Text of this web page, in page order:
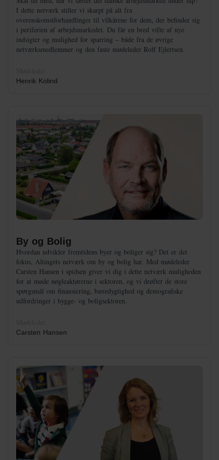
I dette netværk stiller vi skarpt på alt fra
overenskomstforhandlinger til vilkårene for dem, der befinder sig
i periferien af arbejdsmarkedet. Du får en bred vifte af nye
indsigter og mulighed for sparring – både fra de øvrige
netværksmedlemmer og den faste mødeleder Rolf Ejlertsen.
Henrik Kolind
By og Bolig
Hvordan udvikler fremtidens byer og boliger sig? Det er det
fokus, Altingets netværk om by og bolig har. Med mødeleder
Carsten Hansen i spidsen giver vi dig i dette netværk muligheden
for at møde nøgleaktørerne i sektoren, og vi drøfter de store
spørgsmål om finansiering, bæredygtighed og demografiske
udfordringer i bygge- og boligsektoren.
Carsten Hansen